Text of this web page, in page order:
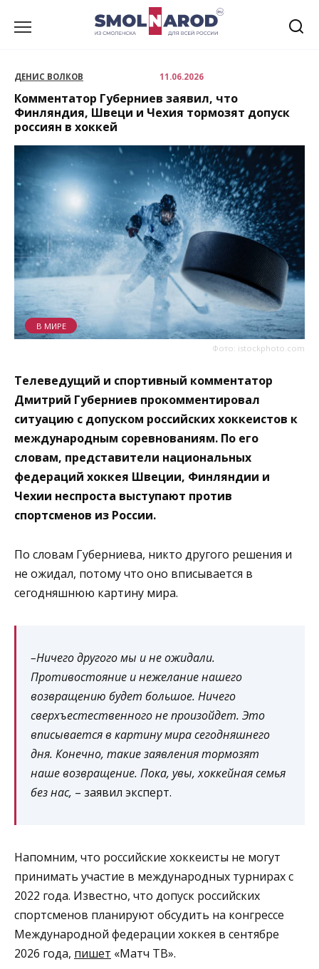
ДЕНИС ВОЛКОВ 11.06.2026
Комментатор Губерниев заявил, что
Финляндия, Швеци и Чехия тормозят допуск
россиян в хоккей
Фото: istockphoto.com
В МИРЕ
Телеведущий и спортивный комментатор
Дмитрий Губерниев прокомментировал
ситуацию с допуском российских хоккеистов к
международным соревнованиям. По его
словам, представители национальных
федераций хоккея Швеции, Финляндии и
Чехии неспроста выступают против
спортсменов из России.
По словам Губерниева, никто другого решения и
не ожидал, потому что оно вписывается в
сегодняшнюю картину мира.
–Ничего другого мы и не ожидали.
Противостояние и нежелание нашего
возвращению будет большое. Ничего
сверхъестественного не произойдет. Это
вписывается в картину мира сегодняшнего
дня. Конечно, такие заявления тормозят
наше возвращение. Пока, увы, хоккейная семья
без нас, – заявил эксперт.
Напомним, что российские хоккеисты не могут
принимать участие в международных турнирах с
2022 года. Известно, что допуск российских
спортсменов планируют обсудить на конгрессе
Международной федерации хоккея в сентябре
2026 года, пишет «Матч ТВ».